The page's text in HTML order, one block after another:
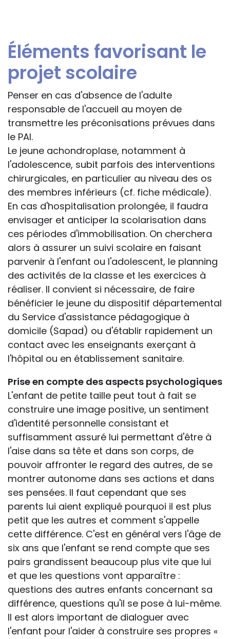
Éléments favorisant le
projet scolaire
Penser en cas d'absence de l'adulte
responsable de l'accueil au moyen de
transmettre les préconisations prévues dans
le PAI.
Le jeune achondroplase, notamment à
l'adolescence, subit parfois des interventions
chirurgicales, en particulier au niveau des os
des membres inférieurs (cf. fiche médicale).
En cas d'hospitalisation prolongée, il faudra
envisager et anticiper la scolarisation dans
ces périodes d'immobilisation. On cherchera
alors à assurer un suivi scolaire en faisant
parvenir à l'enfant ou l'adolescent, le planning
des activités de la classe et les exercices à
réaliser. Il convient si nécessaire, de faire
bénéficier le jeune du dispositif départemental
du Service d'assistance pédagogique à
domicile (Sapad) ou d'établir rapidement un
contact avec les enseignants exerçant à
l'hôpital ou en établissement sanitaire.
Prise en compte des aspects psychologiques
L'enfant de petite taille peut tout à fait se
construire une image positive, un sentiment
d'identité personnelle consistant et
suffisamment assuré lui permettant d'être à
l'aise dans sa tête et dans son corps, de
pouvoir affronter le regard des autres, de se
montrer autonome dans ses actions et dans
ses pensées. Il faut cependant que ses
parents lui aient expliqué pourquoi il est plus
petit que les autres et comment s'appelle
cette différence. C'est en général vers l'âge de
six ans que l'enfant se rend compte que ses
pairs grandissent beaucoup plus vite que lui
et que les questions vont apparaître :
questions des autres enfants concernant sa
différence, questions qu'il se pose à lui-même.
Il est alors important de dialoguer avec
l'enfant pour l'aider à construire ses propres «